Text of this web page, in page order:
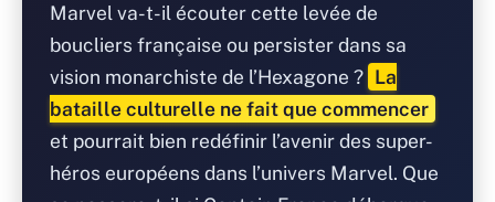
Marvel va-t-il écouter cette levée de
boucliers française ou persister dans sa
vision monarchiste de l’Hexagone ? La
bataille culturelle ne fait que commencer
et pourrait bien redéfinir l’avenir des super-
héros européens dans l’univers Marvel. Que